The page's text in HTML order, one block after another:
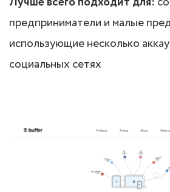
предприниматели и малые
использующие несколько
социальных сетях